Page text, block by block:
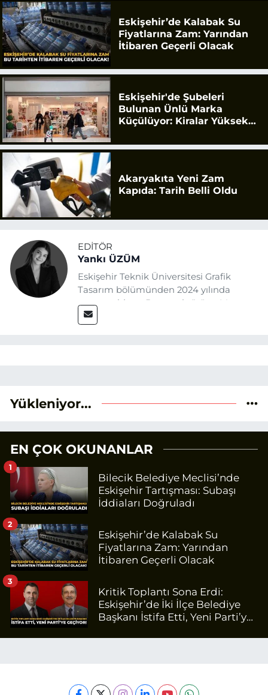
Eskişehir’de Kalabak Su
Fiyatlarına Zam: Yarından
İtibaren Geçerli Olacak
Eskişehir'de Şubeleri
Bulunan Ünlü Marka
Küçülüyor: Kiralar Yüksek
Akaryakıta Yeni Zam
Kapıda: Tarih Belli Oldu
EDITÖR
Yankı ÜZÜM
Eskişehir Teknik Üniversitesi Grafik
Tasarım bölümünden 2024 yılında
mezun oldum. Basın sektörüne Mayıs
2025’te Eskişehir Haber Ajansı ile adım
Yükleniyor...
EN ÇOK OKUNANLAR
Bilecik Belediye Meclisi’nde
Eskişehir Tartışması: Subaşı
İddiaları Doğruladı
1
Eskişehir’de Kalabak Su
Fiyatlarına Zam: Yarından
İtibaren Geçerli Olacak
2
Kritik Toplantı Sona Erdi:
Eskişehir’de İki İlçe Belediye
Başkanı İstifa Etti, Yeni Parti’ye
3